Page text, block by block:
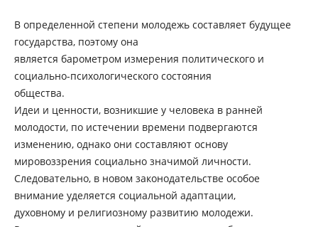
В определенной степени молодежь составляет будущее
государства, поэтому она
является барометром измерения политического и
социально-психологического состояния
общества.
Идеи и ценности, возникшие у человека в ранней
молодости, по истечении времени подвергаются
изменению, однако они составляют основу
мировоззрения социально значимой личности.
Следовательно, в новом законодательстве особое
внимание уделяется социальной адаптации,
духовному и религиозному развитию молодежи.